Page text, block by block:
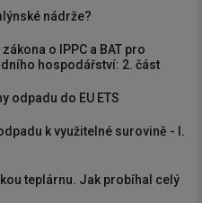
nádrže?
o IPPC a BAT pro
hospodářství: 2. část
odpadu do EU ETS
k využitelné surovině - I.
teplárnu. Jak probíhal celý